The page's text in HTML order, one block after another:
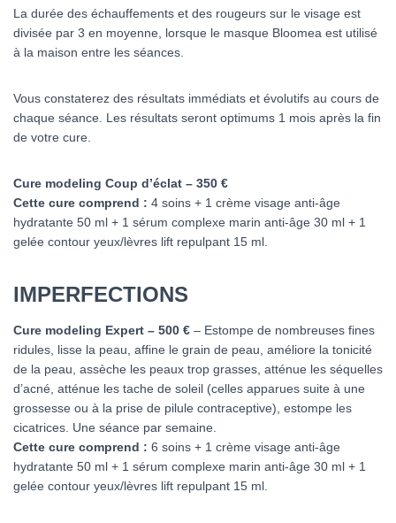
La durée des échauffements et des rougeurs sur le visage est
divisée par 3 en moyenne, lorsque le masque Bloomea est utilisé
à la maison entre les séances.
Vous constaterez des résultats immédiats et évolutifs au cours de
chaque séance. Les résultats seront optimums 1 mois après la fin
de votre cure.
Cure modeling Coup d’éclat – 350 €
Cette cure comprend : 4 soins + 1 crème visage anti-âge
hydratante 50 ml + 1 sérum complexe marin anti-âge 30 ml + 1
gelée contour yeux/lèvres lift repulpant 15 ml.
IMPERFECTIONS
Cure modeling Expert – 500 € – Estompe de nombreuses fines
ridules, lisse la peau, affine le grain de peau, améliore la tonicité
de la peau, assèche les peaux trop grasses, atténue les séquelles
d’acné, atténue les tache de soleil (celles apparues suite à une
grossesse ou à la prise de pilule contraceptive), estompe les
cicatrices. Une séance par semaine.
Cette cure comprend : 6 soins + 1 crème visage anti-âge
hydratante 50 ml + 1 sérum complexe marin anti-âge 30 ml + 1
gelée contour yeux/lèvres lift repulpant 15 ml.